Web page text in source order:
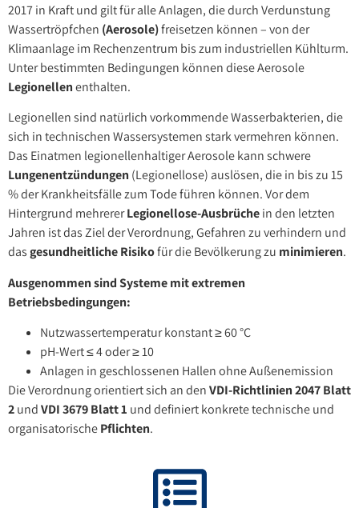
2017 in Kraft und gilt für alle Anlagen, die durch Verdunstung
Wassertröpfchen (Aerosole)freisetzen können – von der
Klimaanlage im Rechenzentrum bis zum industriellen Kühlturm.
Unter bestimmten Bedingungen können diese Aerosole
Legionellenenthalten.
Legionellen sind natürlich vorkommende Wasserbakterien, die
sich in technischen Wassersystemen stark vermehren können.
Das Einatmen legionellenhaltiger Aerosole kann schwere
Lungenentzündungen (Legionellose) auslösen, die in bis zu 15
% der Krankheitsfälle zum Tode führen können. Vor dem
Hintergrund mehrererLegionellose-Ausbrüchein den letzten
Jahren ist das Ziel der Verordnung, Gefahren zu verhindern und
dasgesundheitliche Risikofür die Bevölkerung zu minimieren.
Ausgenommen sind Systeme mit extremen
Betriebsbedingungen:
Nutzwassertemperatur konstant ≥ 60 °C
pH-Wert ≤ 4 oder ≥ 10
Anlagen in geschlossenen Hallen ohne Außenemission
Die Verordnung orientiert sich an denVDI-Richtlinien 2047 Blatt
2undVDI 3679 Blatt 1 und definiert konkrete technische und
organisatorischePflichten.